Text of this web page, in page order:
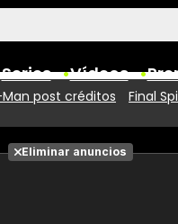
Series Vídeos
Fotos
post créditos Final
Eliminar anuncios